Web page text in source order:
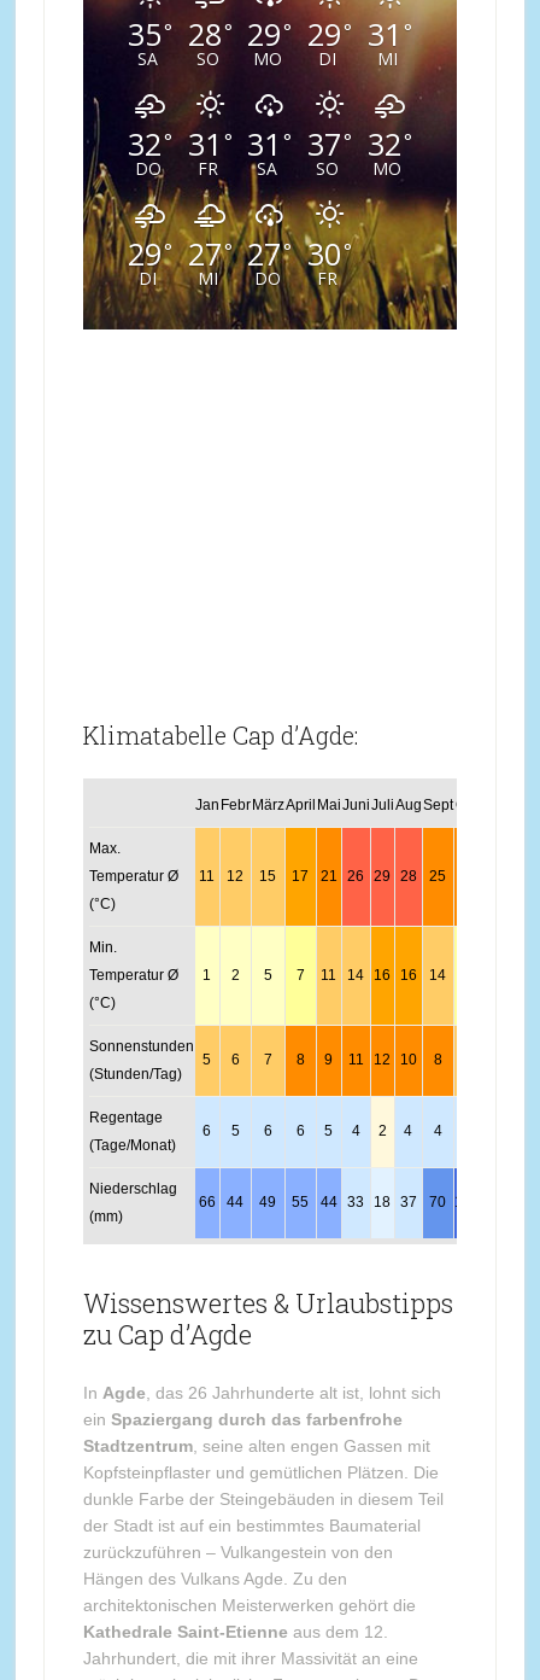
35°
SA
28°
SO
29°
MO
29°
DI
31 °
MI
32°
DO
31 °
FR
31 °
SA
37°
SO
32°
MO
29°
DI
27°
MI
27°
DO
30°
FR
Klimatabelle Cap d’Agde:
Jan Febr MärzApril MaiJuniJuliAugSeptOkt
Max.
Temperatur Ø
(°C)
11 12 15 17 21 26 29 28 25
Min.
Temperatur Ø
(°C)
1 2 5 7 11 14 16 16 14
Sonnenstunden
(Stunden/Tag)
5 6 7 8 9 11 12 10 8
Regentage
(Tage/Monat)
6 5 6 6 5 4 2 4 4
Niederschlag
(mm)
66 44 49 55 44 33 18 37 70 103
Wissenswertes & Urlaubstipps
zu Cap d’Agde
In Agde , das 26 Jahrhunderte alt ist, lohnt sich
ein Spaziergang durch das farbenfrohe
Stadtzentrum, seine alten engen Gassen mit
Kopfsteinpflaster und gemütlichen Plätzen. Die
dunkle Farbe der Steingebäuden in diesem Teil
der Stadt ist auf ein bestimmtes Baumaterial
zurückzuführen – Vulkangestein von den
Hängen des Vulkans Agde. Zu den
architektonischen Meisterwerken gehört die
Kathedrale Saint-Etienne aus dem 12.
Jahrhundert, die mit ihrer Massivität an eine